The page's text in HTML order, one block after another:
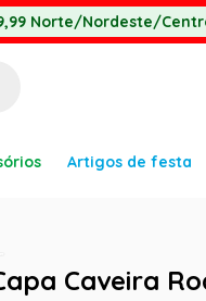
Norte/Nordeste/
Artigos de festa
Caveira